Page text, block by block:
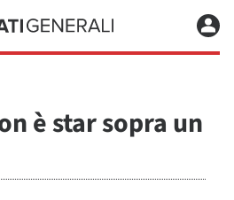
è star sopra un